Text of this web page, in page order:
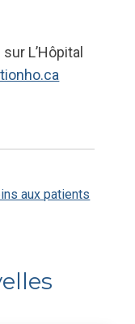
L’Hôpital
aux patients